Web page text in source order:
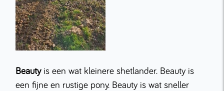
Beauty is een wat kleinere shetlander. Beauty is
een fijne en rustige pony. Beauty is wat sneller